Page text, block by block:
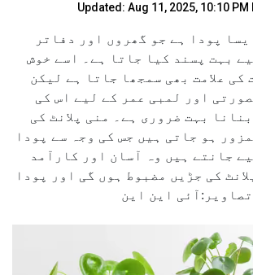
Updated: Aug 11, 2025, 10:10 PM
پودا ہے جو گھروں اور دفاتر
بہت پسند کیا جاتا ہے۔ اسے خوش
کی علامت بھی سمجھا جاتا ہے لیکن
اور لمبی عمر کے لیے اس کی
بہت ضروری ہے۔ منی پلانٹ کی
ہو جاتی ہیں جس کی وجہ سے پودا
جانتے ہیں وہ آسان اور کارآمد
کی جڑیں مضبوط ہوں گی اور پودا
این این